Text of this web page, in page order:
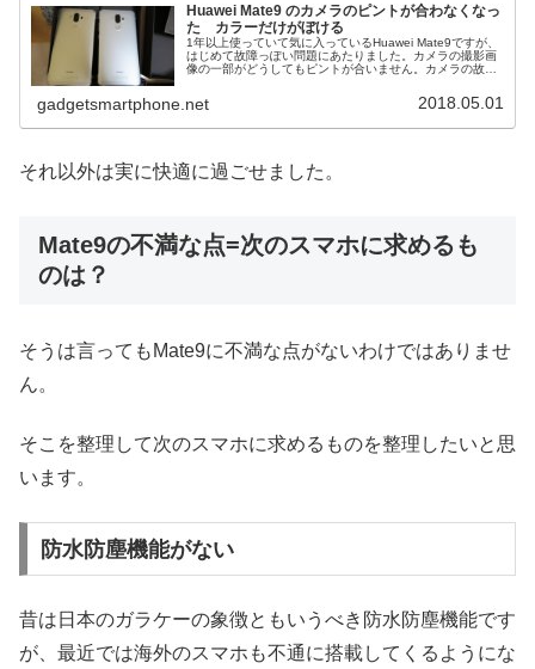
Huawei Mate9 のカメラのピントが合わなくなっ
た カラーだけがぼける
1年以上使っていて気に入っているHuawei Mate9ですが、
はじめて故障っぽい問題にあたりました。カメラの撮影画
像の一部がどうしてもピントが合いません。カメラの故障
gadgetsmartphone.net 2018.05.01
それ以外は実に快適に過ごせました。
Mate9の不満な点=次のスマホに求めるも
のは？
そうは言ってもMate9に不満な点がないわけではありませ
ん。
そこを整理して次のスマホに求めるものを整理したいと思
います。
防水防塵機能がない
昔は日本のガラケーの象徴ともいうべき防水防塵機能です
が、最近では海外のスマホも不通に搭載してくるようにな